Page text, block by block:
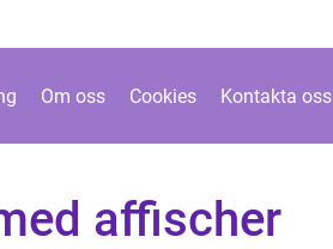
Om oss Cookies Kontakta oss
affischer